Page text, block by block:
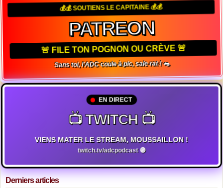
💰💰 SOUTIENS LE CAPITAINE 💰💰
PATREON
🚨 FILE TON POGNON OU CRÈVE 🚨
Sans toi, l'ADC coule à pic, sale rat ! 🐀
EN DIRECT
📺 TWITCH 📺
VIENS MATER LE STREAM, MOUSSAILLON !
twitch.tv/adcpodcast 🟣
Derniers articles